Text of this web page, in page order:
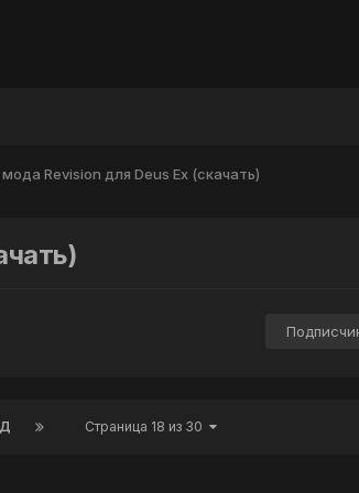
Revision для Deus Ex (скачать)
Страница 18 из 30